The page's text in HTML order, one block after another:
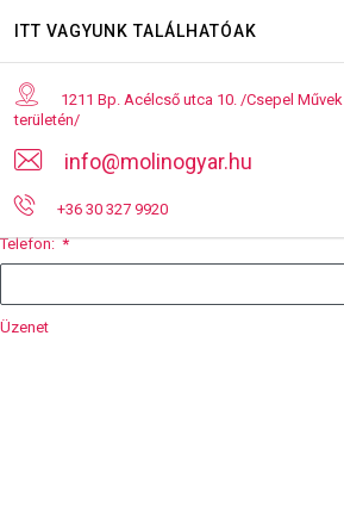
E-mail:
Telefon: *
Üzenet
ITT VAGYUNK TALÁLHATÓAK
1211 Bp. Acélcső utca 10. /Csepel Művek
területén/
info@molinogyar.hu
+36 30 327 9920